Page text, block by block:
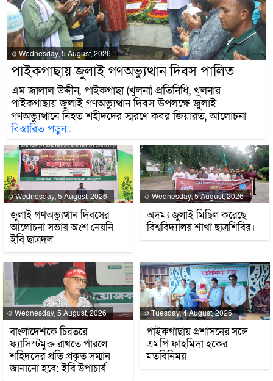
Wednesday, 5 August, 2026
পাইকগাছায় জুলাই গণঅভ্যুত্থান দিবস পালিত
এম জালাল উদ্দীন, পাইকগাছা (খুলনা) প্রতিনিধি, খুলনার
পাইকগাছায় জুলাই গণঅভ্যুত্থান দিবস উপলক্ষে জুলাই
গণঅভ্যুত্থানে নিহত শহীদদের স্মরণে কবর জিয়ারত, আলোচনা
বিস্তারিত পড়ুন..
Wednesday, 5 August, 2026
জুলাই গণঅভ্যুত্থান দিবসের
আলোচনা সভায় অংশ নেয়নি
ইবি ছাত্রদল
Wednesday, 5 August, 2026
অদম্য জুলাই মিছিল করেছে
বিশ্ববিদ্যালয় শাখা ছাত্রশিবির।
Wednesday, 5 August, 2026
বাংলাদেশকে চিরতরে
ফ্যাসিস্টমুক্ত রাখতে পারলে
শহিদদের প্রতি প্রকৃত সম্মান
জানানো হবে: ইবি উপাচার্য
Tuesday, 4 August, 2026
পাইকগাছায় প্রশাসনের সঙ্গে
এমপি ফাহমিদা হকের
মতবিনিময়